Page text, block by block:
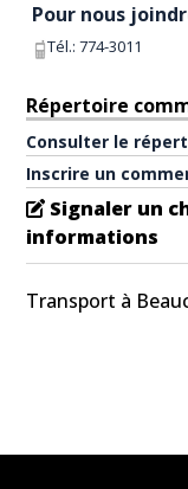
Pour nous
Tél.:774-3011
Répertoire
Consulter le
Inscrire un
Signaler un
informations
Transport à